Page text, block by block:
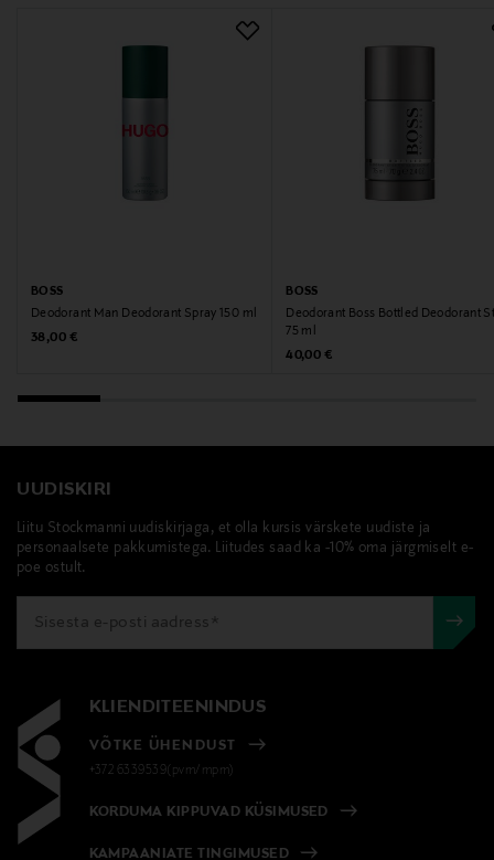
BOSS, deodorant, nahahooldus
BOSS
Deodorant Man Deodorant Spray 150 ml
Original Price
38,00 €
BOSS
Deodorant Boss Bottled Deodorant
75 ml
Original Price
40,00 €
UUDISKIRI
Liitu Stockmanni uudiskirjaga, et olla kursis värskete uudiste ja
personaalsete pakkumistega. Liitudes saad ka -10% oma järgmiselt e-
poe ostult.
KLIENDITEENINDUS
VÕTKE ÜHENDUST
+372 6339539(pvm/mpm)
KORDUMA KIPPUVAD KÜSIMUSED
KAMPAANIATE TINGIMUSED